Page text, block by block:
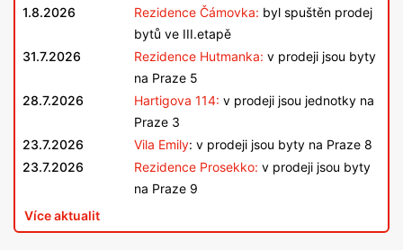
1.8.2026 Rezidence Čámovka: byl spuštěn prodej
bytů ve III.etapě
31.7.2026
Rezidence Hutmanka: v prodeji jsou byty
na Praze 5
28.7.2026
Hartigova 114: v prodeji jsou jednotky na
Praze 3
23.7.2026
Vila Emily: v prodeji jsou byty na Praze 8
23.7.2026
Rezidence Prosekko: v prodeji jsou byty
na Praze 9
Více aktualit